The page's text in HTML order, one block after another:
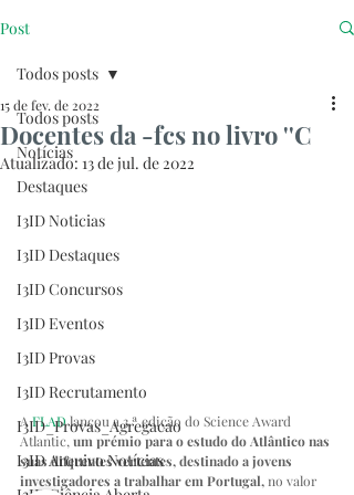
Post
Todos posts
Notícias
Destaques
I3ID Noticias
I3ID Destaques
I3ID Concursos
I3ID Eventos
I3ID Provas
I3ID Recrutamento
I3ID_Provas_Agregacao
I3ID Arquivo Notícias
Todos posts
Docentes da -fcs no livro ''C
15 de fev. de 2022
Atualizado: 13 de jul. de 2022
A FLAD lançou a 3.ª edição do Science Award
Atlantic, um prémio para o estudo do Atlântico nas
suas diferentes vertentes, destinado a jovens
investigadores a trabalhar em Portugal, no valor